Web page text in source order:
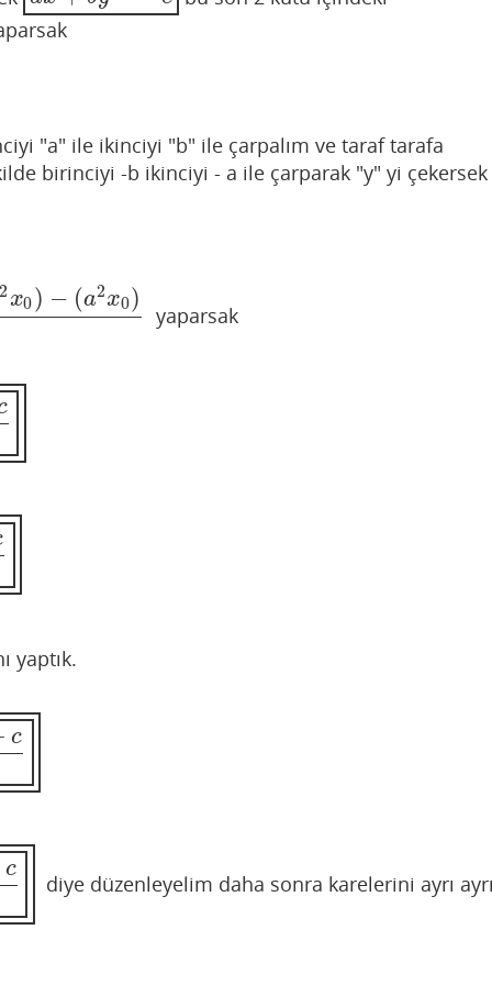
"a" ile ikinciyi "b" ile çarpalım ve taraf tarafa
birinciyi -b ikinciyi - a ile çarparak "y" yi çekersek
2x0 ) − (a2x0)
a2+b2 yaparsak
yaptık.
c
c
diye düzenleyelim daha sonra karelerini ayrı ayrı